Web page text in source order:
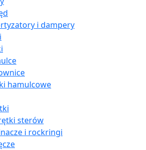
i dampery
hamulcowe
sterów
i rockringi